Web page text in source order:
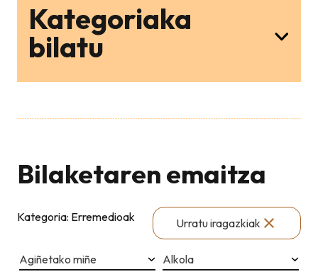
Kategoriaka
bilatu
Bilaketaren emaitza
Kategoria: Erremedioak Urratu iragazkiak
Agiñetako miñe Alkola